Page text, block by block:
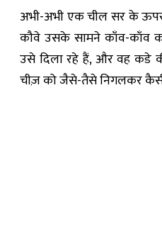
अभी-अभी एक चील सर के
कौवे उसके सामने काँव-काँव
उसे दिला रहे हैं, और वह कडे
चीज़ को जैसे-तैसे निगलकर कैसी